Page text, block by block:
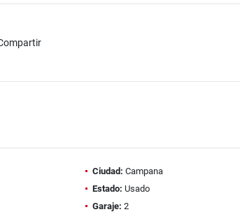
Ciudad: Campana
Estado: Usado
Garaje: 2